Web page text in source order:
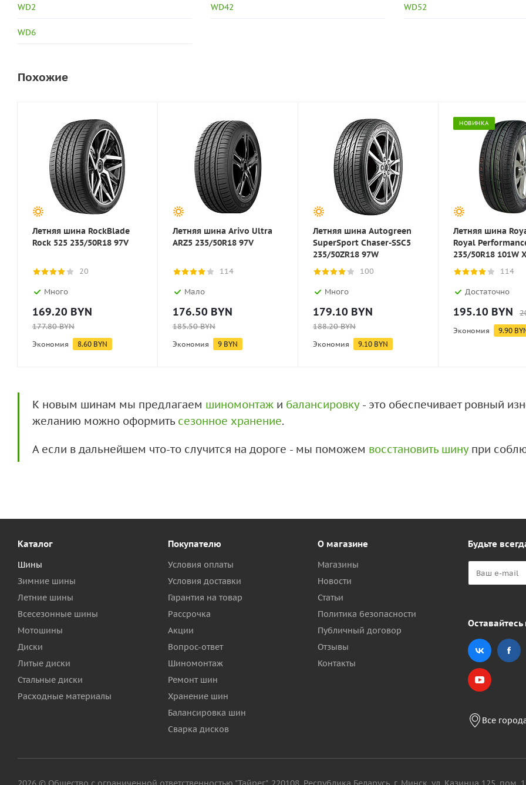
WD2 WD42 WD52
WD6
Похожие
Летняя шина RockBlade
Rock 525 235/50R18 97V
20
Много
169.20 BYN
177.80BYN
Экономия 8.60 BYN
Летняя шина Arivo Ultra
ARZ5 235/50R18 97V
114
Мало
176.50 BYN
185.50BYN
Экономия 9 BYN
Летняя шина Autogreen
SuperSport Chaser-SSC5
235/50ZR18 97W
100
Много
179.10 BYN
188.20BYN
Экономия 9.10 BYN
НОВИНКА
Летняя шина
Royal
235/50R18 101W
114
Достаточно
195.10 BYN
Экономия 9.90
К новым шинам мы предлагаем шиномонтаж и балансировку- это обеспечивает ровный
желанию можно оформить сезонное хранение.
А если в дальнейшем что-то случится на дороге - мы поможем восстановить шинупри
Каталог
Шины
Зимние шины
Летние шины
Всесезонные шины
Мотошины
Диски
Литые диски
Стальные диски
Расходные материалы
Покупателю
Условия оплаты
Условия доставки
Гарантия на товар
Рассрочка
Акции
Вопрос-ответ
Шиномонтаж
Ремонт шин
Хранение шин
Балансировка шин
Сварка дисков
О магазине
Магазины
Новости
Статьи
Политика безопасности
Публичный договор
Отзывы
Контакты
Будьте
Оставайтесь
Все